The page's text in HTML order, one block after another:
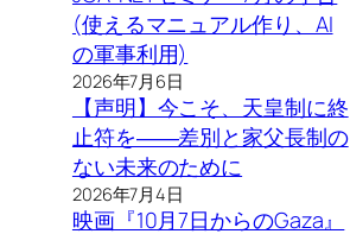
(使えるマニュアル作り、AI
の軍事利用)
2026年7月6日
【声明】今こそ、天皇制に終
止符を――差別と家父長制の
ない未来のために
2026年7月4日
映画『10月7日からのGaza』